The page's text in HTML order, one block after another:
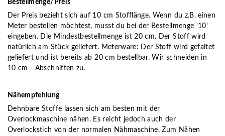
Bestellmenge/Preis
Der Preis bezieht sich auf 10 cm Stofflänge. Wenn du z.B. einen
Meter bestellen möchtest, musst du bei der Bestellmenge '10'
eingeben. Die Mindestbestellmenge ist 20 cm. Der Stoff wird
natürlich am Stück geliefert. Meterware: Der Stoff wird gefaltet
geliefert und ist bereits ab 20 cm bestellbar. Wir schneiden in
10 cm - Abschnitten zu.
Nähempfehlung
Dehnbare Stoffe lassen sich am besten mit der
Overlockmaschine nähen. Es reicht jedoch auch der
Overlockstich von der normalen Nähmaschine. Zum Nähen